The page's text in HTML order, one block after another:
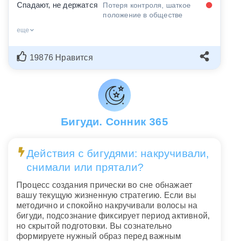
Спадают, не держатся
Потеря контроля, шаткое
положение в обществе
еще
19876 Нравится
Бигуди. Сонник 365
Действия с бигудями: накручивали,
снимали или прятали?
Процесс создания прически во сне обнажает
вашу текущую жизненную стратегию. Если вы
методично и спокойно накручивали волосы на
бигуди, подсознание фиксирует период активной,
но скрытой подготовки. Вы сознательно
формируете нужный образ перед важным